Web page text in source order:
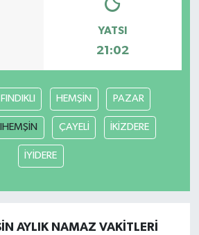
YATSI
21:02
FINDIKLI HEMŞİN PAZAR
ÇAYELİ İKİZDERE
İYİDERE
AYLIK NAMAZ VAKITLERI